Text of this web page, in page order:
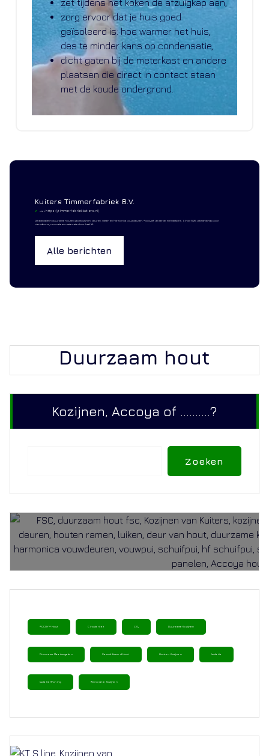
zet tijdens het koken de afzuigkap aan,
zorg ervoor dat je huis goed
geïsoleerd is: hoe warmer het huis,
des te minder kans op condensatie,
dicht gaten bij de meterkast en andere
plaatsen die direct in contact staan
met de koude ondergrond.
Kuiters Timmerfabriek B.V.
visit:https://timmerfabriekkuiters.nl/
Dé specialist in duurzame houten gevelkozijnen, deuren, ramen en harmonica vouwdeuren, Accoya® verwerker met maatwerk. Sinds 1926 vakmanschap voor
nieuwbouw, renovatie en restauratie door heel NL
Alle berichten
Duurzaam hout
Kozijnen, Accoya of ..........?
Zoeken
ACCOYA Hout Circulariteit CO₂ Duurzame Kozijnen
Duurzame Maatregelen Gemodificeerd Hout Houten Kozijnen Isolatie
Isolatie Woning Renovatie Kozijnen